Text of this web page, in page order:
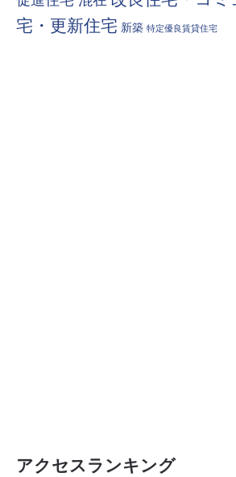
宅・更新住宅 新築 特定優良賃貸住宅
アクセスランキング